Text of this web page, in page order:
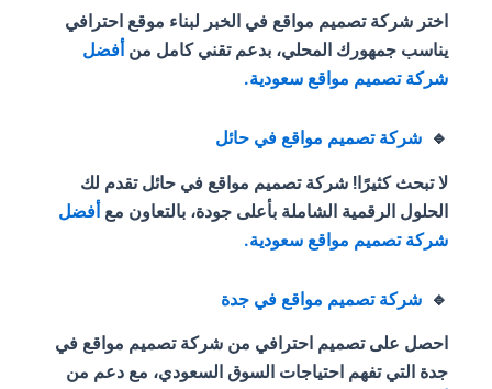
اختر شركة تصميم مواقع في الخبر لبناء موقع احترافي
يناسب جمهورك المحلي، بدعم تقني كامل منأفضل
شركة تصميم مواقع سعودية.
شركة تصميم مواقع في حائل
لا تبحث كثيرًا! شركة تصميم مواقع في حائل تقدم لك
الحلول الرقمية الشاملة بأعلى جودة، بالتعاون مع أفضل
شركة تصميم مواقع سعودية.
شركة تصميم مواقع في جدة
احصل على تصميم احترافي من شركة تصميم مواقع في
جدة التي تفهم احتياجات السوق السعودي، مع دعم من